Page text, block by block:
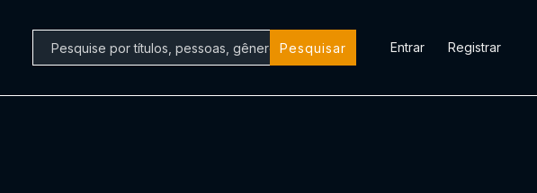
Pesquisar Entrar Registrar